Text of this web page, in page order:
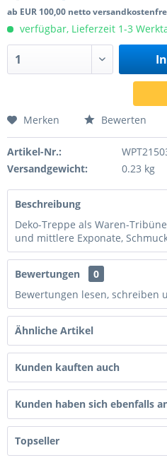
ab EUR 100,00 netto
verfügbar, Lieferzeit 1-3
Merken Bewerten
Artikel-Nr.:
Versandgewicht:
0.23 kg
Beschreibung
Deko-Treppe als Waren-
und mittlere Exponate,
Bewertungen
0
Bewertungen lesen, schreiben
Ähnliche Artikel
Kunden kauften auch
Kunden haben sich ebenfalls
Topseller